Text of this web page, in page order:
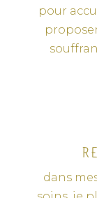
pour
dans